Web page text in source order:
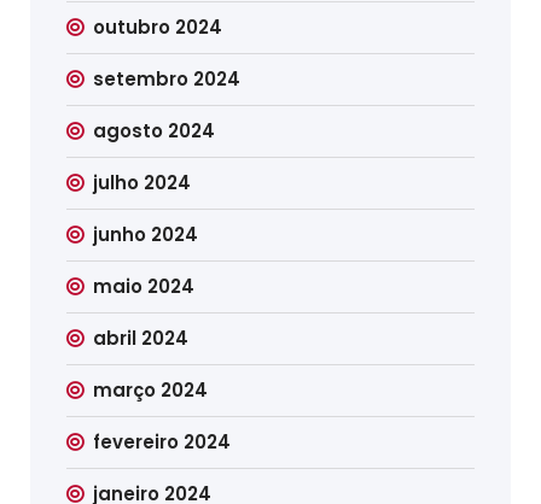
outubro 2024
setembro 2024
agosto 2024
julho 2024
junho 2024
maio 2024
abril 2024
março 2024
fevereiro 2024
janeiro 2024